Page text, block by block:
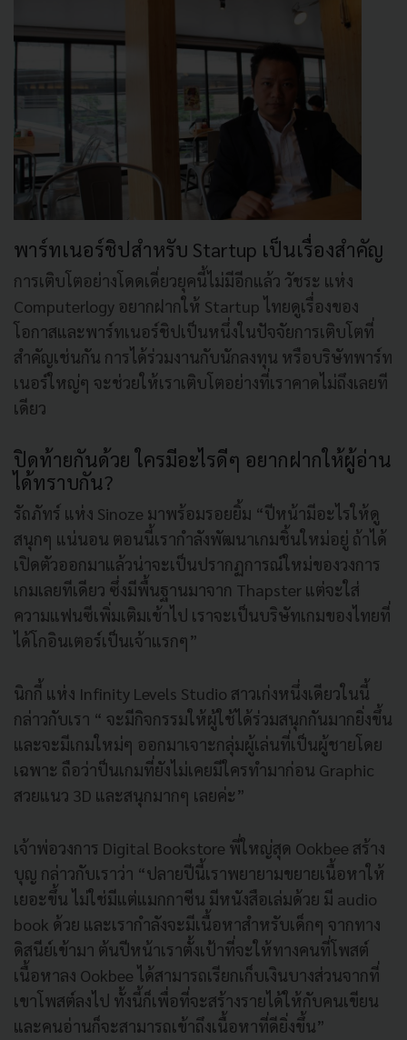
พาร์ทเนอร์ชิปสำหรับ Startup เป็นเรื่องสำคัญ
การเติบโตอย่างโดดเดี่ยวยุคนี้ไม่มีอีกแล้ว วัชระ แห่ง
Computerlogy อยากฝากให้ Startup ไทยดูเรื่องของ
โอกาสและพาร์ทเนอร์ชิปเป็นหนึ่งในปัจจัยการเติบโตที่
สำคัญเช่นกัน การได้ร่วมงานกับนักลงทุน หรือบริษัทพาร์ท
เนอร์ใหญ่ๆ จะช่วยให้เราเติบโตอย่างที่เราคาดไม่ถึงเลยที
เดียว
ปิดท้ายกันด้วย ใครมีอะไรดีๆ อยากฝากให้ผู้อ่าน
ได้ทราบกัน?
รัถภัทร์ แห่ง Sinoze มาพร้อมรอยยิ้ม “ปีหน้ามีอะไรให้ดู
สนุกๆ แน่นอน ตอนนี้เรากำลังพัฒนาเกมชิ้นใหม่อยู่ ถ้าได้
เปิดตัวออกมาแล้วน่าจะเป็นปรากฏการณ์ใหม่ของวงการ
เกมเลยทีเดียว ซึ่งมีพื้นฐานมาจาก Thapster แต่จะใส่
ความแฟนซีเพิ่มเติมเข้าไป เราจะเป็นบริษัทเกมของไทยที่
ได้โกอินเตอร์เป็นเจ้าแรกๆ”
นิกกี้ แห่ง Infinity Levels Studio สาวเก่งหนึ่งเดียวในนี้
กล่าวกับเรา “ จะมีกิจกรรมให้ผู้ใช้ได้ร่วมสนุกกันมากยิ่งขึ้น
และจะมีเกมใหม่ๆ ออกมาเจาะกลุ่มผู้เล่นที่เป็นผู้ชายโดย
เฉพาะ ถือว่าป็นเกมที่ยังไม่เคยมีใครทำมาก่อน Graphic
สวยแนว 3D และสนุกมากๆ เลยค่ะ”
เจ้าพ่อวงการ Digital Bookstore พี่ใหญ่สุด Ookbee สร้าง
บุญ กล่าวกับเราว่า “ปลายปีนี้เราพยายามขยายเนื้อหาให้
เยอะขึ้น ไม่ใช่มีแต่แมกกาซีน มีหนังสือเล่มด้วย มี audio
book ด้วย และเรากำลังจะมีเนื้อหาสำหรับเด็กๆ จากทาง
ดิสนีย์เข้ามา ต้นปีหน้าเราตั้งเป้าที่จะให้ทางคนที่โพสต์
เนื้อหาลง Ookbee ได้สามารถเรียกเก็บเงินบางส่วนจากที่
เขาโพสต์ลงไป ทั้งนี้ก็เพื่อที่จะสร้างรายได้ให้กับคนเขียน
และคนอ่านก็จะสามารถเข้าถึงเนื้อหาที่ดียิ่งขึ้น”